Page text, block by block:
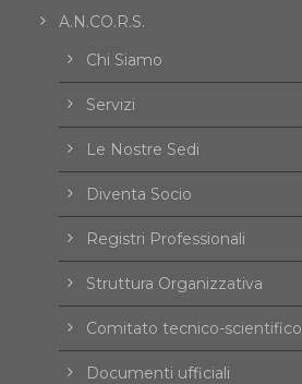
A.N.CO.R.S.
Chi Siamo
Servizi
Le Nostre Sedi
Diventa Socio
Registri Professionali
Struttura Organizzativa
Comitato tecnico-scientifico
Documenti ufficiali